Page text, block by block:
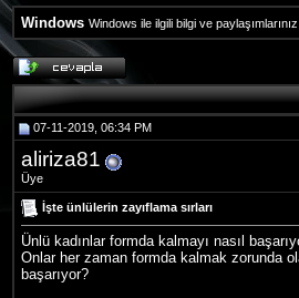
Windows Windows ile ilgili bilgi ve
evooli
fethiye
escort
gaziantep
escort
gaziantep
escort
07-11-2019, 06:34 PM
aliriza81
Üye
İşte ünlülerin zayıflama sırları
Ünlü kadınlar formda kalmayı nasıl
Onlar her zaman formda kalmak zorunda
başarıyor?